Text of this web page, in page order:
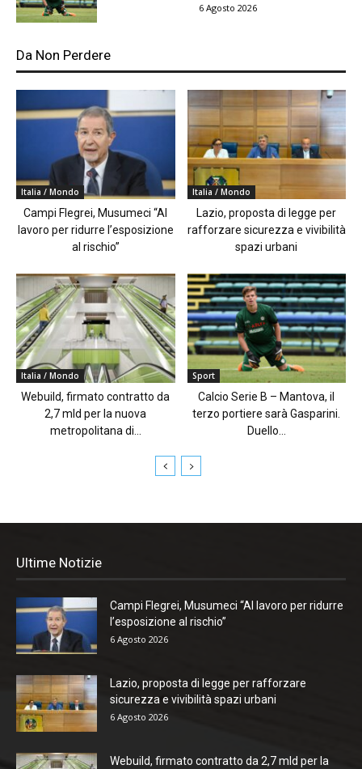
6 Agosto 2026
Da Non Perdere
Italia / Mondo
Campi Flegrei, Musumeci “Al
lavoro per ridurre l’esposizione
al rischio”
Italia / Mondo
Lazio, proposta di legge per
rafforzare sicurezza e vivibilità
spazi urbani
Italia / Mondo
Webuild, firmato contratto da
2,7 mld per la nuova
metropolitana di...
Sport
Calcio Serie B – Mantova, il
terzo portiere sarà Gasparini.
Duello...
Ultime Notizie
Campi Flegrei, Musumeci “Al lavoro per ridurre
l’esposizione al rischio”
6 Agosto 2026
Lazio, proposta di legge per rafforzare
sicurezza e vivibilità spazi urbani
6 Agosto 2026
Webuild, firmato contratto da 2,7 mld per la